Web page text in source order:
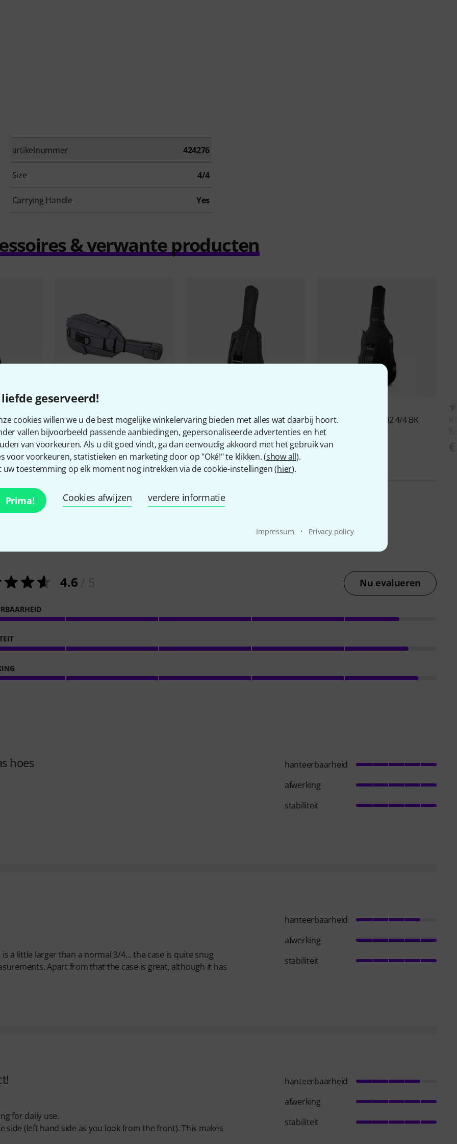
geserveerd!
cookies willen we u de best mogelijke winkelervaring bieden met alles wat daarbij hoort.
vallen bijvoorbeeld passende aanbiedingen, gepersonaliseerde advertenties en het
van voorkeuren. Als u dit goed vindt, ga dan eenvoudig akkoord met het gebruik van
voor voorkeuren, statistieken en marketing door op "Oké!" te klikken. (show all).
uw toestemming op elk moment nog intrekken via de cookie-instellingen (hier).
Prima! Cookies afwijzen verdere informatie
Impressum · Privacy policy
artikelnummer 424276
Size 4/4
Carrying Handle Yes
& verwante producten
3/4 BL Bass
Roth & JuniusGreyLine Double
Bass Bag 4/4
€ 139
GewaBS 25 Double Bass Bag 4/4
€ 209
Roth & Junius
BSB-02 4/4 BK
Bass Soft Bag
€ 169
4.6 Nu evalueren
hoes
hanteerbaarheid
afwerking
stabiliteit
a little larger than a normal 3/4… the case is quite snug
Apart from that the case is great, although it has
hanteerbaarheid
afwerking
stabiliteit
for daily use.
(left hand side as you look from the front). This makes
hanteerbaarheid
afwerking
stabiliteit